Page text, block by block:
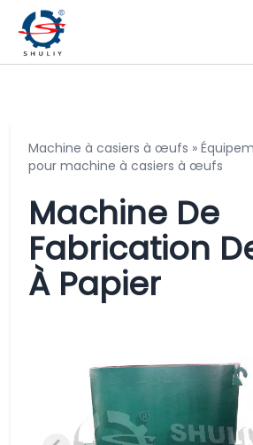
Machine à casiers à œufs »
pour machine à casiers à œufs
Machine De
Fabrication
À Papier